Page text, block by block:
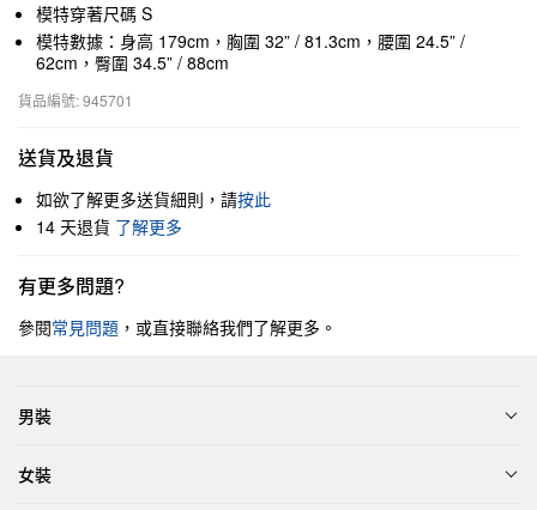
模特穿著尺碼 S
模特數據：身高 179cm，胸圍 32” / 81.3cm，腰圍 24.5” /
62cm，臀圍 34.5” / 88cm
貨品編號: 945701
送貨及退貨
如欲了解更多送貨細則，請按此
14 天退貨 了解更多
有更多問題?
參閱常見問題 ，或直接聯絡我們了解更多。
男裝
女裝